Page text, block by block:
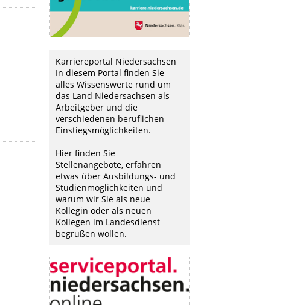
Karriereportal Niedersachsen
In diesem Portal finden Sie
alles Wissenswerte rund um
das Land Niedersachsen als
Arbeitgeber und die
verschiedenen beruflichen
Einstiegsmöglichkeiten.
Hier finden Sie
Stellenangebote, erfahren
etwas über Ausbildungs- und
Studienmöglichkeiten und
warum wir Sie als neue
Kollegin oder als neuen
Kollegen im Landesdienst
begrüßen wollen.